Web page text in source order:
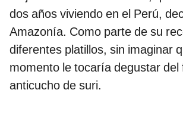
dos años viviendo en el Perú,
Amazonía. Como parte de su
diferentes platillos, sin imaginar
momento le tocaría degustar del
anticucho de suri.